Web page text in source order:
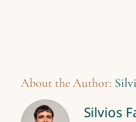
About the Author:
Silvios